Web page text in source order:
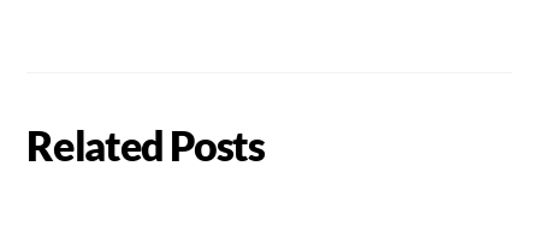
Related Posts